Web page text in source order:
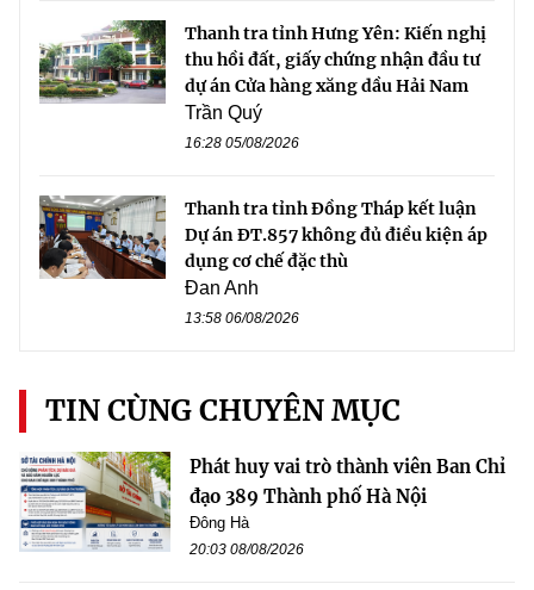
Thanh tra tỉnh Hưng Yên: Kiến nghị
thu hồi đất, giấy chứng nhận đầu tư
dự án Cửa hàng xăng dầu Hải Nam
Trần Quý
16:28 05/08/2026
Thanh tra tỉnh Đồng Tháp kết luận
Dự án ĐT.857 không đủ điều kiện áp
dụng cơ chế đặc thù
Đan Anh
13:58 06/08/2026
TIN CÙNG CHUYÊN MỤC
Phát huy vai trò thành viên Ban Chỉ
đạo 389 Thành phố Hà Nội
Đông Hà
20:03 08/08/2026